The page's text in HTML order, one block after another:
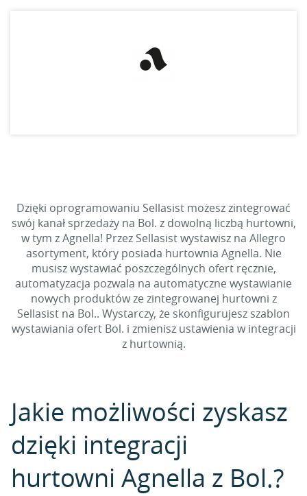
Dzięki oprogramowaniu Sellasist możesz zintegrować
swój kanał sprzedaży na Bol. z dowolną liczbą hurtowni,
w tym z Agnella! Przez Sellasist wystawisz na Allegro
asortyment, który posiada hurtownia Agnella. Nie
musisz wystawiać poszczególnych ofert ręcznie,
automatyzacja pozwala na automatyczne wystawianie
nowych produktów ze zintegrowanej hurtowni z
Sellasist na Bol.. Wystarczy, że skonfigurujesz szablon
wystawiania ofert Bol. i zmienisz ustawienia w integracji
z hurtownią.
Jakie możliwości zyskasz
dzięki integracji
hurtowni Agnella z Bol.?